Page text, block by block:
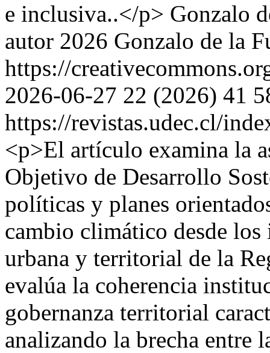
e inclusiva..</p> Gonzalo
autor 2026 Gonzalo de la
https://
2026-06-27 22 (2026) 41
https://revistas.udec.cl/
<p>El artículo examina la
Objetivo de Desarrollo
políticas y planes
cambio climático desde
urbana y territorial de la
evalúa la coherencia
gobernanza territorial
analizando la brecha entre